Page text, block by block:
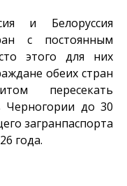
и Белоруссия
с постоянным
этого для них
обеих стран
пересекать
Черногории до 30
загранпаспорта
года.